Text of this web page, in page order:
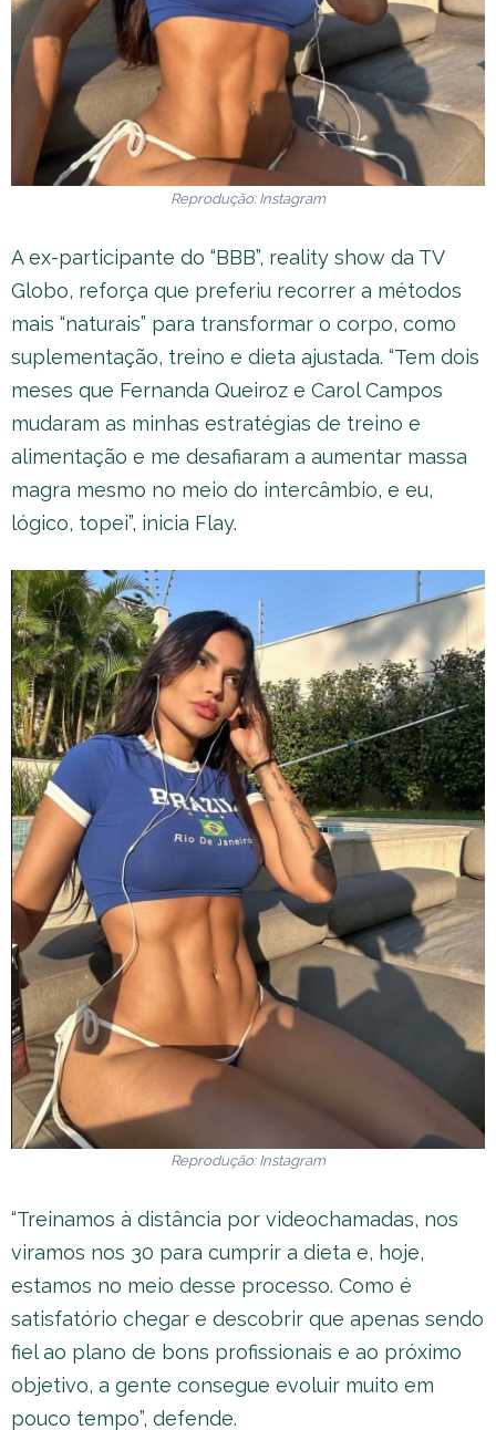
Reprodução: Instagram
A ex-participante do “BBB”, reality show da TV
Globo, reforça que preferiu recorrer a métodos
mais “naturais” para transformar o corpo, como
suplementação, treino e dieta ajustada. “Tem dois
meses que Fernanda Queiroz e Carol Campos
mudaram as minhas estratégias de treino e
alimentação e me desafiaram a aumentar massa
magra mesmo no meio do intercâmbio, e eu,
lógico, topei”, inicia Flay.
Reprodução: Instagram
“Treinamos à distância por videochamadas, nos
viramos nos 30 para cumprir a dieta e, hoje,
estamos no meio desse processo. Como é
satisfatório chegar e descobrir que apenas sendo
fiel ao plano de bons profissionais e ao próximo
objetivo, a gente consegue evoluir muito em
pouco tempo”, defende.